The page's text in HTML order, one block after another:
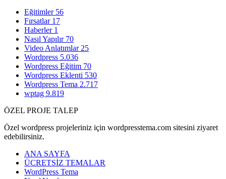
Eğitimler 56
Fırsatlar 17
Haberler 1
Nasıl Yapılır 70
Video Anlatımlar 25
Wordpress 5.036
Wordpress Eğitim 70
Wordpress Eklenti 530
Wordpress Tema 2.717
wptag 9.819
ÖZEL PROJE TALEP
Özel wordpress projeleriniz için wordpresstema.com sitesini ziyaret
edebilirsiniz.
ANA SAYFA
ÜCRETSİZ TEMALAR
WordPress Tema